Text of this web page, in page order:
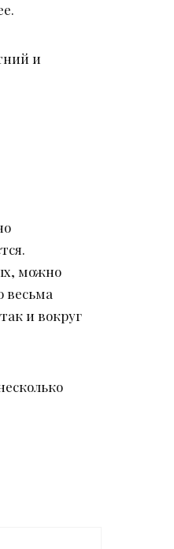
и
можно
весьма
и вокруг